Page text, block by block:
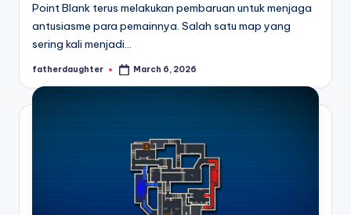
Point Blank terus melakukan pembaruan untuk menjaga
antusiasme para pemainnya. Salah satu map yang
sering kali menjadi…
Posted
fatherdaughter March 6, 2026